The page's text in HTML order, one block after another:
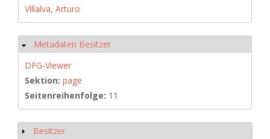
Villalva, Arturo
Hide
Metadaten Besitzer
DFG-Viewer
Sektion: page
Seitenreihenfolge: 11
Show
Besitzer